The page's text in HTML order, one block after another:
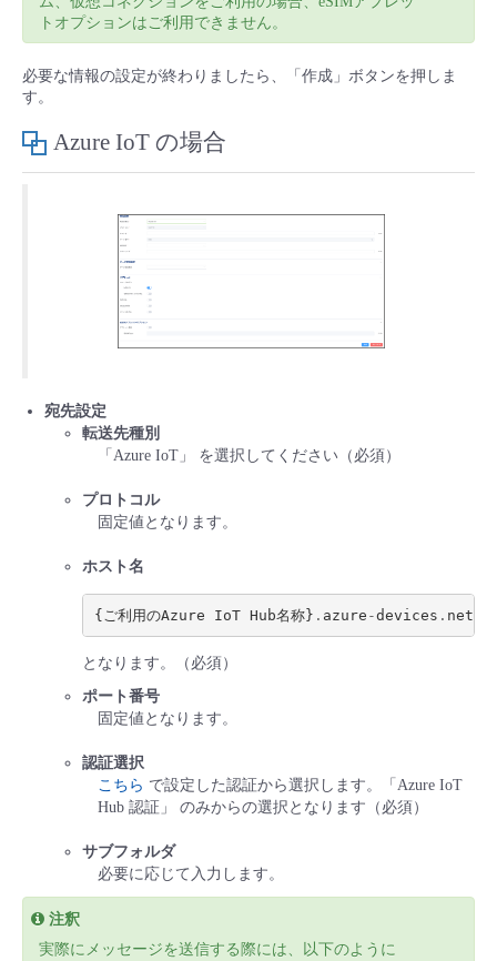
トオプションはご利用できません。
必要な情報の設定が終わりましたら、「作成」ボタンを押しま
す。
Azure IoT の場合
宛先設定
転送先種別
「Azure IoT」 を選択してください（必須）
プロトコル
固定値となります。
ホスト名
{ ご利用のAzure IoT Hub名称} . azure -devices . net
となります。（必須）
ポート番号
固定値となります。
認証選択
こちら で設定した認証から選択します。「Azure IoT
Hub 認証」 のみからの選択となります（必須）
サブフォルダ
必要に応じて入力します。
注釈
実際にメッセージを送信する際には、以下のように